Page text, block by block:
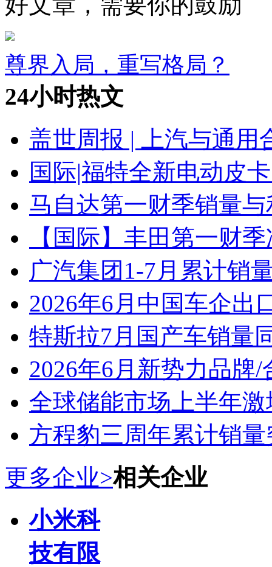
尊界入局，重写格局？
24小时热文
盖世周报 | 上汽与通用
国际|福特全新电动皮
马自达第一财季销量
【国际】丰田第一财
广汽集团1-7月累计销
2026年6月中国车企出
特斯拉7月国产车销量
2026年6月新势力品牌
全球储能市场上半年激
方程豹三周年累计销
更多企业>相关企业
小米科
技有限